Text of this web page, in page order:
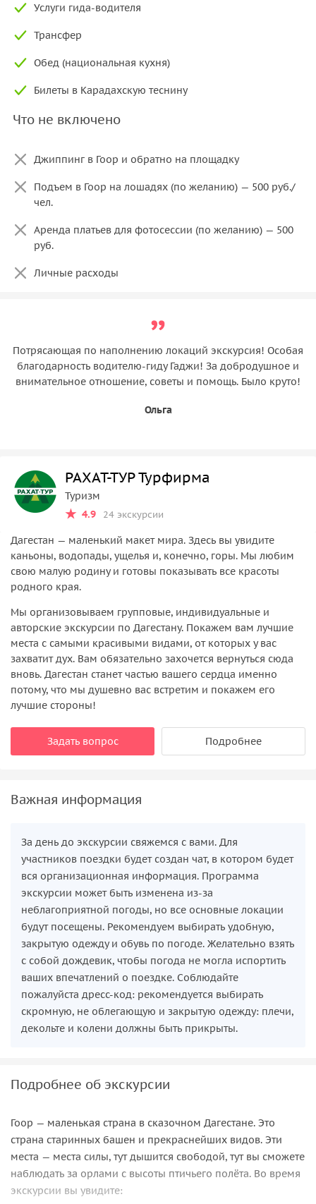
Услуги гида-водителя
Трансфер
Обед (национальная кухня)
Билеты в Карадахскую теснину
Что не включено
Джиппинг в Гоор и обратно на площадку
Подъем в Гоор на лошадях (по желанию) — 500 руб./
чел.
Аренда платьев для фотосессии (по желанию) — 500
руб.
Личные расходы
Потрясающая по наполнению локаций экскурсия! Особая
благодарность водителю-гиду Гаджи! За добродушное и
внимательное отношение, советы и помощь. Было круто!
Ольга
РАХАТ-ТУР Турфирма
Туризм
4.9
24 экскурсии
Дагестан — маленький макет мира. Здесь вы увидите
каньоны, водопады, ущелья и, конечно, горы. Мы любим
свою малую родину и готовы показывать все красоты
родного края.
Мы организовываем групповые, индивидуальные и
авторские экскурсии по Дагестану. Покажем вам лучшие
места с самыми красивыми видами, от которых у вас
захватит дух. Вам обязательно захочется вернуться сюда
вновь. Дагестан станет частью вашего сердца именно
потому, что мы душевно вас встретим и покажем его
лучшие стороны!
Задать вопрос Подробнее
Важная информация
За день до экскурсии свяжемся с вами. Для
участников поездки будет создан чат, в котором будет
вся организационная информация. Программа
экскурсии может быть изменена из-за
неблагоприятной погоды, но все основные локации
будут посещены. Рекомендуем выбирать удобную,
закрытую одежду и обувь по погоде. Желательно взять
с собой дождевик, чтобы погода не могла испортить
ваших впечатлений о поездке. Соблюдайте
пожалуйста дресс-код: рекомендуется выбирать
скромную, не облегающую и закрытую одежду: плечи,
декольте и колени должны быть прикрыты.
Подробнее об экскурсии
Гоор — маленькая страна в сказочном Дагестане. Это
страна старинных башен и прекраснейших видов. Эти
места — места силы, тут дышится свободой, тут вы сможете
наблюдать за орлами с высоты птичьего полёта. Во время
экскурсии вы увидите: